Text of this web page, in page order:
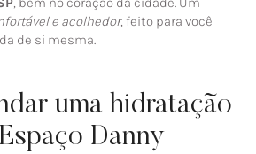
e acolhedor, feito para você
de si mesma.
uma hidratação
Danny